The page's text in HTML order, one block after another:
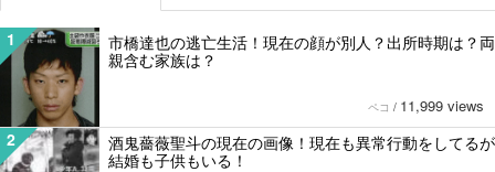
1
市橋達也の逃亡生活！現在の顔が別人？出所時期は？両
親含む家族は？
ペコ / 11,999 views
2
酒鬼薔薇聖斗の現在の画像！現在も異常行動をしてるが
結婚も子供もいる！